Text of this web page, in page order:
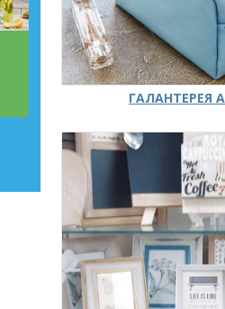
ГАЛАНТЕРЕЯ